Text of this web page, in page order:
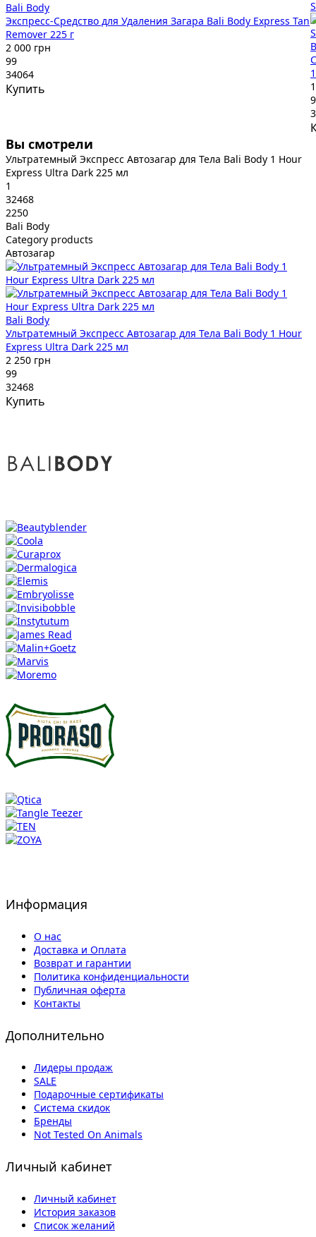
Bali Body
Экспресс-Средство для Удаления Загара Bali Body Express Tan
Remover 225 г
2 000 грн
99
34064
Купить
Вы смотрели
Ультратемный Экспресс Автозагар для Тела Bali Body 1 Hour
Express Ultra Dark 225 мл
1
32468
2250
Bali Body
Category products
Автозагар
Bali Body
Ультратемный Экспресс Автозагар для Тела Bali Body 1 Hour
Express Ultra Dark 225 мл
2 250 грн
99
32468
Купить
Информация
О нас
Доставка и Оплата
Возврат и гарантии
Политика конфиденциальности
Публичная оферта
Контакты
Дополнительно
Лидеры продаж
SALE
Подарочные сертификаты
Система скидок
Бренды
Not Tested On Animals
Личный кабинет
Личный кабинет
История заказов
Список желаний